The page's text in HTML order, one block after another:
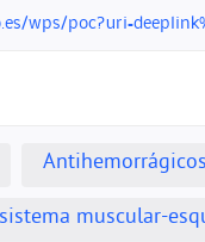
wps/
Antihemorrágicos
muscular-